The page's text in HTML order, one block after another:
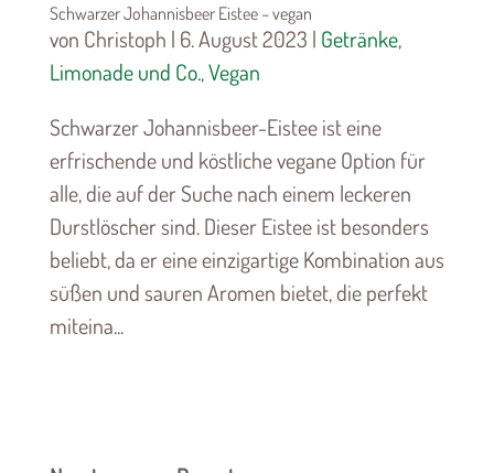
Schwarzer Johannisbeer Eistee – vegan
von Christoph | 6. August 2023 | Getränke,
Limonade und Co.,Vegan
Schwarzer Johannisbeer-Eistee ist eine
erfrischende und köstliche vegane Option für
alle, die auf der Suche nach einem leckeren
Durstlöscher sind. Dieser Eistee ist besonders
beliebt, da er eine einzigartige Kombination aus
süßen und sauren Aromen bietet, die perfekt
miteina...